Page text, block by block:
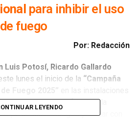
para inhibir el uso
fuego
Por: Redacción
Luis Potosí, Ricardo Gallardo
lunes el inicio de la “Campaña
actividad que fomenta la
para reducir riesgos y contar con
LEYENDO